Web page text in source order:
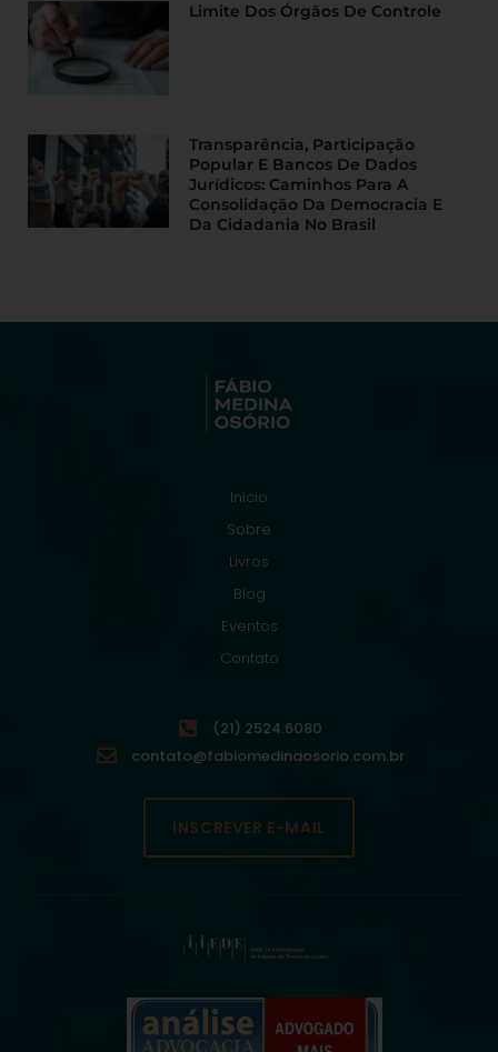
Limite Dos Órgãos De Controle
Transparência, Participação
Popular E Bancos De Dados
Jurídicos: Caminhos Para A
Consolidação Da Democracia E
Da Cidadania No Brasil
Início
Sobre
Livros
Blog
Eventos
Contato
(21) 2524.6080
contato@fabiomedinaosorio.com.br
INSCREVER E-MAIL